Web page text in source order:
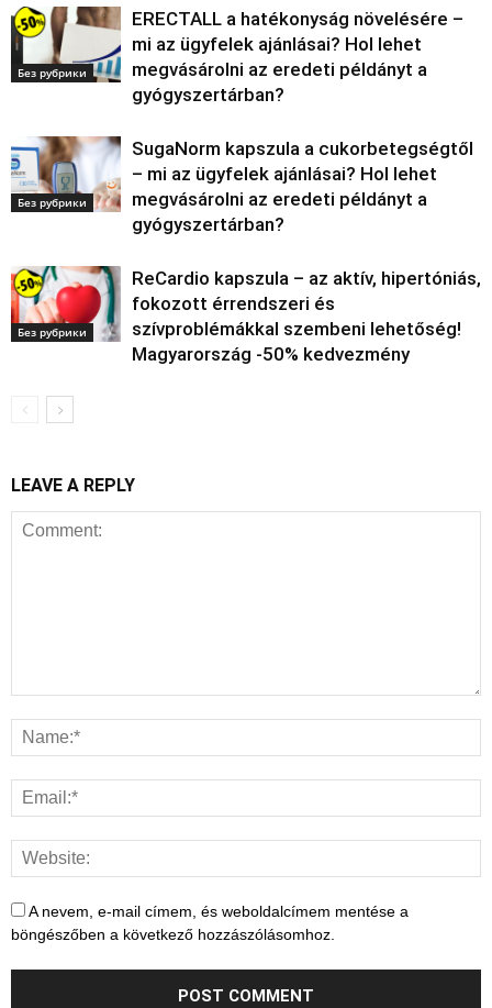
Без рубрики
ERECTALL a hatékonyság növelésére –
mi az ügyfelek ajánlásai? Hol lehet
megvásárolni az eredeti példányt a
gyógyszertárban?
Без рубрики
SugaNorm kapszula a cukorbetegségtől
– mi az ügyfelek ajánlásai? Hol lehet
megvásárolni az eredeti példányt a
gyógyszertárban?
Без рубрики
ReCardio kapszula – az aktív, hipertóniás,
fokozott érrendszeri és
szívproblémákkal szembeni lehetőség!
Magyarország -50% kedvezmény
LEAVE A REPLY
A nevem, e-mail címem, és weboldalcímem mentése a
böngészőben a következő hozzászólásomhoz.